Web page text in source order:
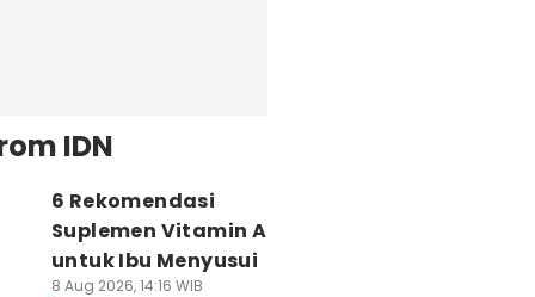
IDN
6 Rekomendasi
Suplemen Vitamin A
untuk Ibu Menyusui
8 Aug 2026, 14:16 WIB